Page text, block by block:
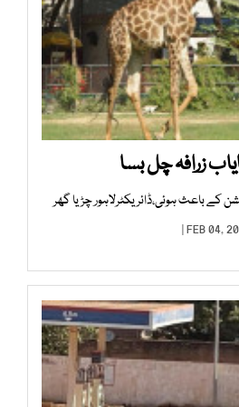
زرافہ چل بسا
کے باعث ہوئی،ڈائریکٹرلاہور چڑیا گھر